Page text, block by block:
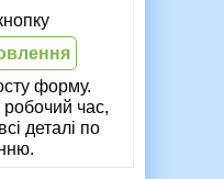
форму.
робочий час,
деталі по